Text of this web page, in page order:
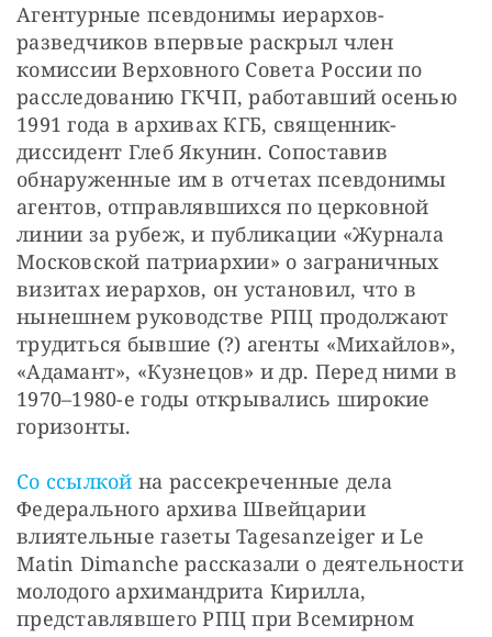
Агентурные псевдонимы иерархов-
разведчиков впервые раскрыл член
комиссии Верховного Совета России по
расследованию ГКЧП, работавший осенью
1991 года в архивах КГБ, священник-
диссидент Глеб Якунин. Сопоставив
обнаруженные им в отчетах псевдонимы
агентов, отправлявшихся по церковной
линии за рубеж, и публикации «Журнала
Московской патриархии» о заграничных
визитах иерархов, он установил, что в
нынешнем руководстве РПЦ продолжают
трудиться бывшие (?) агенты «Михайлов»,
«Адамант», «Кузнецов» и др. Перед ними в
1970–1980-е годы открывались широкие
горизонты.
Со ссылкой на рассекреченные дела
Федерального архива Швейцарии
влиятельные газеты Tagesanzeiger и Le
Matin Dimanche рассказали о деятельности
молодого архимандрита Кирилла,
представлявшего РПЦ при Всемирном